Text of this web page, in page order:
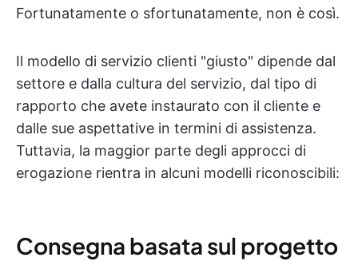
Fortunatamente o sfortunatamente, non è così.
Il modello di servizio clienti "giusto" dipende dal
settore e dalla cultura del servizio, dal tipo di
rapporto che avete instaurato con il cliente e
dalle sue aspettative in termini di assistenza.
Tuttavia, la maggior parte degli approcci di
erogazione rientra in alcuni modelli riconoscibili:
Consegna basata sul progetto